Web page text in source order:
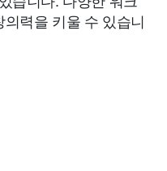
력을 키울 수 있습니